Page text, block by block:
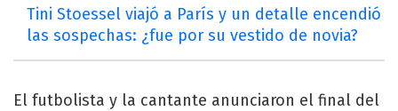
Tini Stoessel viajó a París y un detalle encendió
las sospechas: ¿fue por su vestido de novia?
El futbolista y la cantante anunciaron el final del